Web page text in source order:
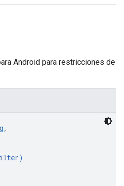
Android para restricciones de
,
)